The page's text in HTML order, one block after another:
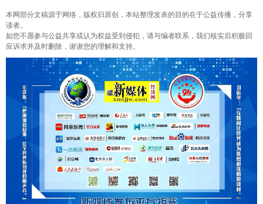
本网部分文稿源于网络，版权归原创，本站整理发表的目的在于公益传播，分享
读者。
如您不愿参与公益共享或认为权益受到侵犯，请与编者联系，我们核实后积极回
应诉求并及时删除，谢谢您的理解和支持。